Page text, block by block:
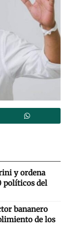
y ordena
políticos del
bananero
de los